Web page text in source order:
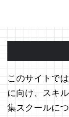
このサイトで
に向け、スキ
集スクールに